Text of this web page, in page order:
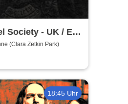
Society - UK / EU
(Clara Zetkin Park)
18:45 Uhr